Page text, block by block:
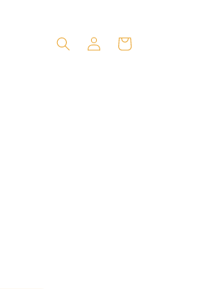
Inloggen
Winkelwagen